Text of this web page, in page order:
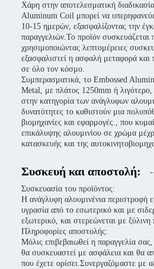
Χάρη στην αποτελεσματική
Aluminum Coil μπορεί να
10-15 ημερών, εξασφαλίζοντας την
παραγγελιών.Το προϊόν συσκευάζεται
χρησιμοποιώντας λεπτομέρειες
εξασφαλιστεί η ασφαλή μεταφορά και
σε όλο τον κόσμο.
Συμπερασματικά, το Embossed
Metal, με πλάτος 1250mm ή λιγότερο,
στην κατηγορία των ανάγλυφων
δυνατότητες το καθιστούν μια
βιομηχανίες και εφαρμογές., που
επικάλυψης αλουμινίου σε χρώμα
κατασκευής και της
Συσκευή και αποστολή:
Συσκευασία του προϊόντος:
Η ανάγλυφη αλουμινένια περιστροφή
υγρασία από το εσωτερικό και με
εξωτερικό, και στερεώνεται με ξύλινη
Πληροφορίες αποστολής:
Μόλις επιβεβαιωθεί η παραγγελία
θα συσκευαστεί με ασφάλεια και θα
που έχετε ορίσει.Συνεργαζόμαστε με